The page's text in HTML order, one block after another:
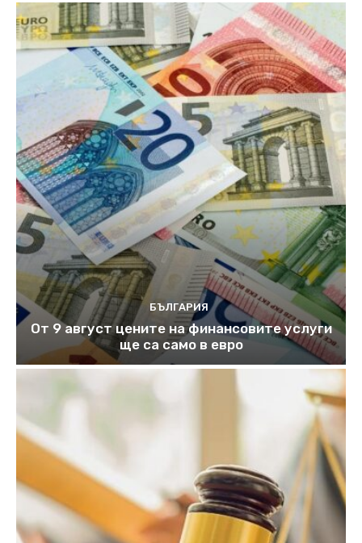
БЪЛГАРИЯ
От 9 август цените на финансовите услуги
ще са само в евро